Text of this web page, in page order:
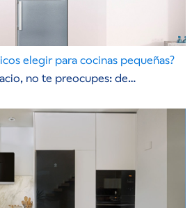
elegir para cocinas pequeñas?
no te preocupes: de…